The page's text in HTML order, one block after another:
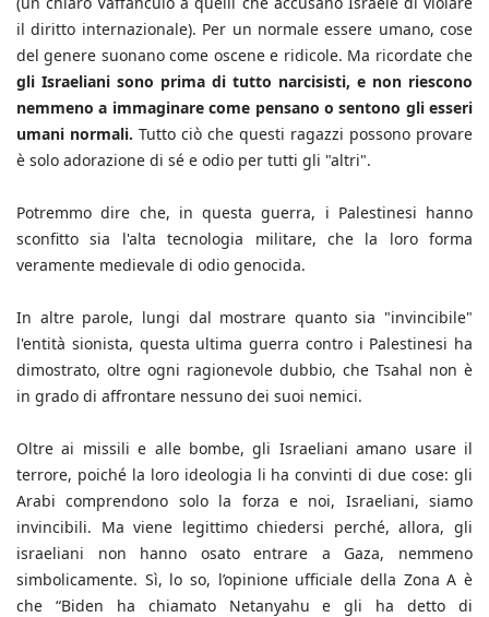
il diritto internazionale). Per un normale essere umano, cose
del genere suonano come oscene e ridicole. Ma ricordate che
gli Israeliani sono prima di tutto narcisisti, e non riescono
nemmeno a immaginare come pensano o sentono gli esseri
umani normali. Tutto ciò che questi ragazzi possono provare
è solo adorazione di sé e odio per tutti gli "altri".
Potremmo dire che, in questa guerra, i Palestinesi hanno
sconfitto sia l'alta tecnologia militare, che la loro forma
veramente medievale di odio genocida.
In altre parole, lungi dal mostrare quanto sia "invincibile"
l'entità sionista, questa ultima guerra contro i Palestinesi ha
dimostrato, oltre ogni ragionevole dubbio, che Tsahal non è
in grado di affrontare nessuno dei suoi nemici.
Oltre ai missili e alle bombe, gli Israeliani amano usare il
terrore, poiché la loro ideologia li ha convinti di due cose: gli
Arabi comprendono solo la forza e noi, Israeliani, siamo
invincibili. Ma viene legittimo chiedersi perché, allora, gli
israeliani non hanno osato entrare a Gaza, nemmeno
simbolicamente. Sì, lo so, l’opinione ufficiale della Zona A è
che “Biden ha chiamato Netanyahu e gli ha detto di